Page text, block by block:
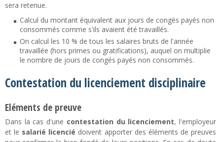
sera retenue.
Calcul du montant équivalent aux jours de congés payés non
consommés comme s'ils avaient été travaillés.
On calcul les 10 % de tous les salaires bruts de l'année
travaillée (hors primes ou gratifications), auquel on multiplie
le nombre de jours de congés payés non consommés.
Contestation du licenciement disciplinaire
Eléments de preuve
Dans la cas d'une contestation du licenciement, l'employeur
et le salarié licencié doivent apporter des éléments de preuves